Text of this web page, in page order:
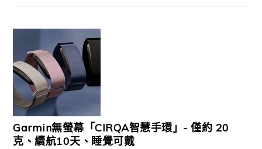
Garmin無螢幕「CIRQA智慧手環」- 僅約 20
克、續航10天、睡覺可戴